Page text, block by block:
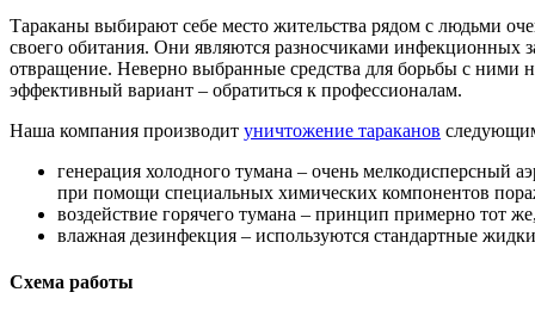
Тараканы выбирают себе место жительства рядом с людьми
своего обитания. Они являются разносчиками инфекционных
отвращение. Неверно выбранные средства для борьбы с ними
эффективный вариант – обратиться к профессионалам.
Наша компания производит уничтожение тараканов
генерация холодного тумана – очень мелкодисперсный
при помощи специальных химических компонентов
воздействие горячего тумана – принцип примерно тот
влажная дезинфекция – используются стандартные
Схема работы